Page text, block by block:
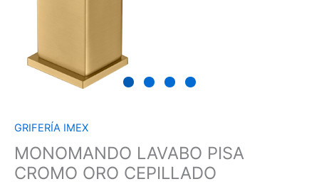
GRIFERÍA IMEX
MONOMANDO LAVABO PISA
CROMO ORO CEPILLADO